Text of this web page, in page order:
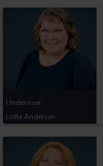
Underviser:
Lotte Andersen